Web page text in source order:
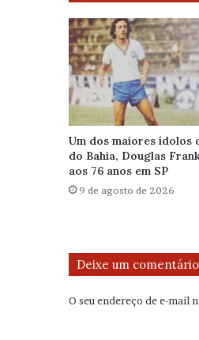
Um dos maiores ídolos
do Bahia, Douglas
aos 76 anos em SP
9 de agosto de 2026
Deixe um comentário
O seu endereço de e-mail